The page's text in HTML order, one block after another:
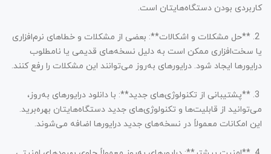
کاربردی بودن دستگاه‌هایتان است.
2. **حل مشکلات و اشکالات**: بعضی از مشکلات و خطاهای نرم‌افزاری
یا سخت‌افزاری ممکن است به دلیل نسخه‌های قدیمی یا نامطلوب
درایورها ایجاد شود. درایورهای به‌روز می‌توانند این مشکلات را رفع کنند.
3. **پشتیبانی از تکنولوژی‌های جدید**: با دانلود درایورهای به‌روز،
می‌توانید از قابلیت‌ها و تکنولوژی‌های جدید دستگاه‌هایتان بهره‌برید.
این امکانات معمولاً در نسخه‌های جدید درایورها اضافه می‌شوند.